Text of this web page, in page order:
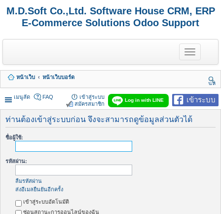
M.D.Soft Co.,Ltd. Software House CRM, ERP
E-Commerce Solutions Odoo Support
T
o
g
e
n
a
v
i
g
หน้าเว็บ
หน้าเว็บบอร์ด
นห
า
เมนูลัด
เข้าระบบ
Log in with LINE
FAQ
เข้าสู่ระบบ
สมัครสมาชิก
ท่านต้องเข้าสู่ระบบก่อน จึงจะสามารถดูข้อมูลส่วนตัวได้
ชื่อผู้ใช้:
รหัสผ่าน:
ลืมรหัสผ่าน
ส่งอีเมลยืนยันอีกครั้ง
เข้าสู่ระบบอัตโนมัติ
ซ่อนสถานะการออนไลน์ของฉัน